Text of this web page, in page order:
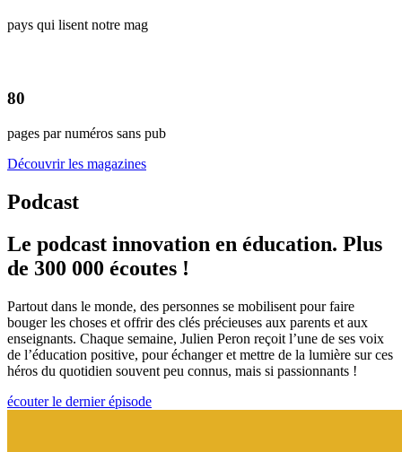
pays qui lisent notre mag
80
pages par numéros sans pub
Découvrir les magazines
Podcast
Le podcast innovation en éducation. Plus
de 300 000 écoutes !
Partout dans le monde, des personnes se mobilisent pour faire
bouger les choses et offrir des clés précieuses aux parents et aux
enseignants. Chaque semaine, Julien Peron reçoit l’une de ses voix
de l’éducation positive, pour échanger et mettre de la lumière sur ces
héros du quotidien souvent peu connus, mais si passionnants !
écouter le dernier épisode